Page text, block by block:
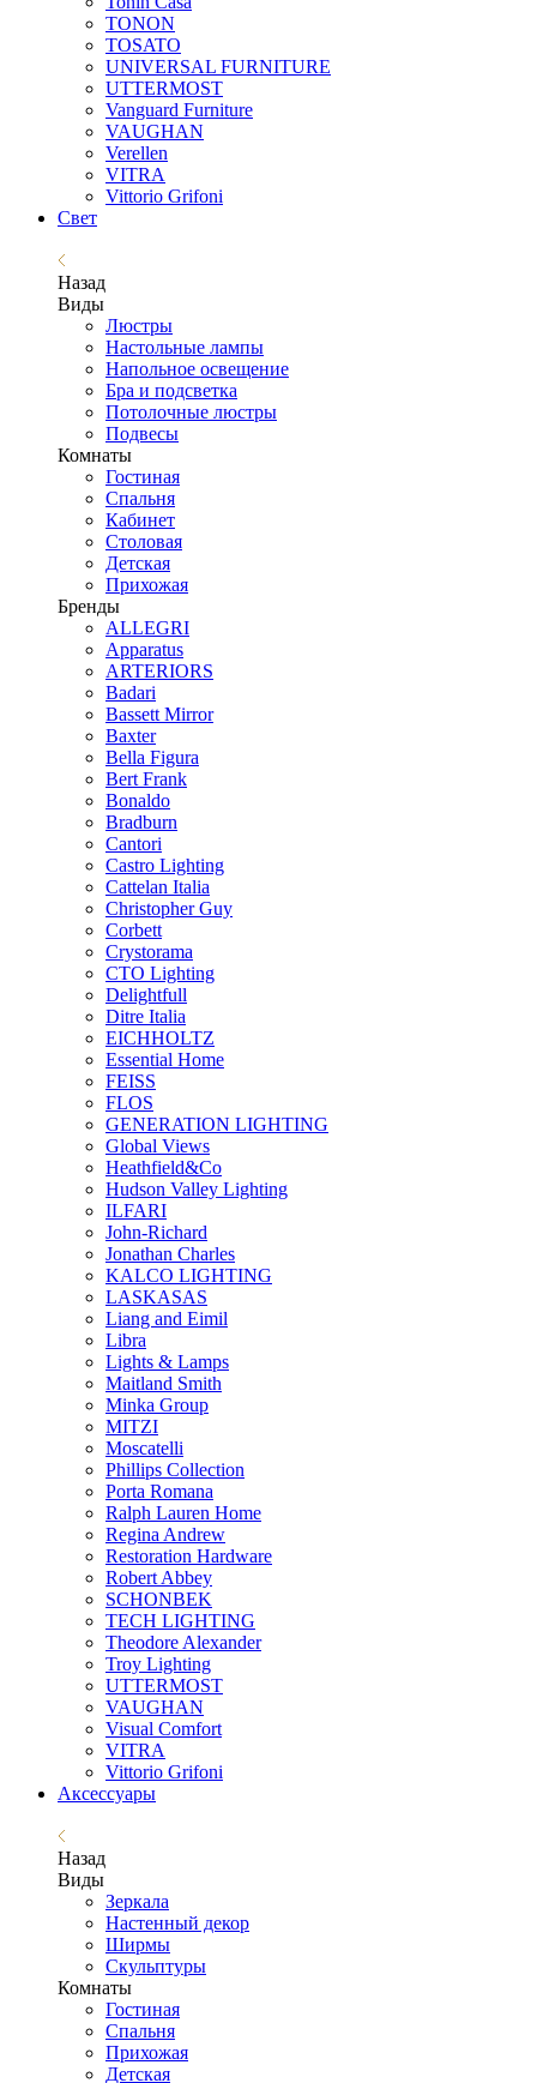
TONON
TOSATO
UNIVERSAL FURNITURE
UTTERMOST
Vanguard Furniture
VAUGHAN
Verellen
VITRA
Vittorio Grifoni
Свет
Назад
Виды
Люстры
Настольные лампы
Напольное освещение
Бра и подсветка
Потолочные люстры
Подвесы
Комнаты
Гостиная
Спальня
Кабинет
Столовая
Детская
Прихожая
Бренды
ALLEGRI
Apparatus
ARTERIORS
Badari
Bassett Mirror
Baxter
Bella Figura
Bert Frank
Bonaldo
Bradburn
Cantori
Castro Lighting
Cattelan Italia
Christopher Guy
Corbett
Crystorama
CTO Lighting
Delightfull
Ditre Italia
EICHHOLTZ
Essential Home
FEISS
FLOS
GENERATION LIGHTING
Global Views
Heathfield&Co
Hudson Valley Lighting
ILFARI
John-Richard
Jonathan Charles
KALCO LIGHTING
LASKASAS
Liang and Eimil
Libra
Lights & Lamps
Maitland Smith
Minka Group
MITZI
Moscatelli
Phillips Collection
Porta Romana
Ralph Lauren Home
Regina Andrew
Restoration Hardware
Robert Abbey
SCHONBEK
TECH LIGHTING
Theodore Alexander
Troy Lighting
UTTERMOST
VAUGHAN
Visual Comfort
VITRA
Vittorio Grifoni
Аксессуары
Назад
Виды
Зеркала
Настенный декор
Ширмы
Скульптуры
Комнаты
Гостиная
Спальня
Прихожая
Детская